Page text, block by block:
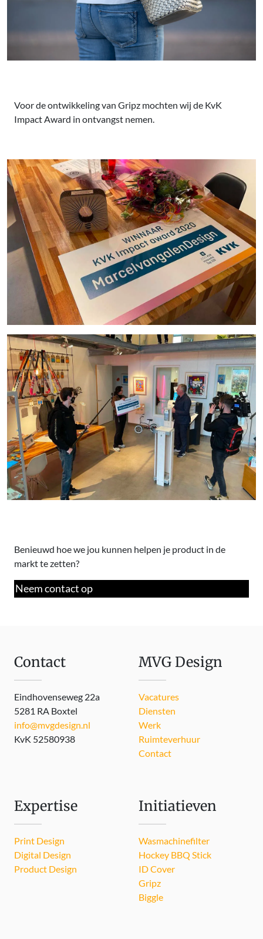
Voor de ontwikkeling van Gripz mochten wij de KvK
Impact Award in ontvangst nemen.
Benieuwd hoe we jou kunnen helpen je product in de
markt te zetten?
Neem contact op
Contact
Eindhovenseweg 22a
5281 RA Boxtel
info@mvgdesign.nl
KvK 52580938
MVG Design
Vacatures
Diensten
Werk
Ruimteverhuur
Contact
Expertise
Print Design
Digital Design
Product Design
Initiatieven
Wasmachinefilter
Hockey BBQ Stick
ID Cover
Gripz
Biggle